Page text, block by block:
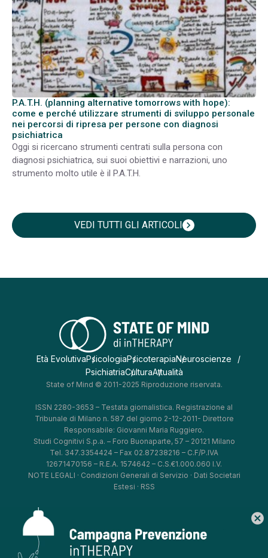
P.A.T.H. (planning alternative tomorrows with hope):
come e perché utilizzare strumenti di sviluppo personale
nei percorsi di ripresa per persone con diagnosi
psichiatrica
Oggi si ricercano strumenti centrati sulla persona con
diagnosi psichiatrica, sui suoi obiettivi e narrazioni, uno
strumento molto utile è il P.A.T.H.
VEDI TUTTI GLI ARTICOLIchevron_right
Età EvolutivaPsicologiaPsicoterapiaNeuroscienze
PsichiatriaCulturaAttualità
State of Mind © 2011-2025 Riproduzione riservata.
ISSN 2280-3653 – Testata giornalistica. Registrazione al
Tribunale di Milano n. 587 del giorno 2-12-2011- Direttore
Responsabile: Giovanni Maria Ruggiero.
Studi Cognitivi S.p.a. – Foro Buonaparte, 57 – 20121 Milano
Tel. 347.3354424 – Fax 02.87238216 – C.F/P.IVA
12671470156 – R.E.A. 1574642 – C.S.€1.000.060 I.V.
NOTE LEGALI · Condizioni Generali di Servizio · Dati Societari
Estesi · RSS
Aggiorna le tue preferenze–
** **
cancel